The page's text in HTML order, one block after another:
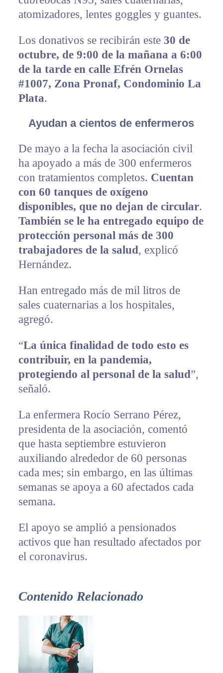
atomizadores, lentes goggles y guantes.
Los donativos se recibirán este 30 de
octubre, de 9:00 de la mañana a 6:00
de la tarde en calle Efrén Ornelas
#1007, Zona Pronaf, Condominio La
Plata.
Ayudan a cientos de enfermeros
De mayo a la fecha la asociación civil
ha apoyado a más de 300 enfermeros
con tratamientos completos. Cuentan
con 60 tanques de oxígeno
disponibles, que no dejan de circular.
También se le ha entregado equipo de
protección personal más de 300
trabajadores de la salud, explicó
Hernández.
Han entregado más de mil litros de
sales cuaternarias a los hospitales,
agregó.
“La única finalidad de todo esto es
contribuir, en la pandemia,
protegiendo al personal de la salud”,
señaló.
La enfermera Rocío Serrano Pérez,
presidenta de la asociación, comentó
que hasta septiembre estuvieron
auxiliando alrededor de 60 personas
cada mes; sin embargo, en las últimas
semanas se apoya a 60 afectados cada
semana.
El apoyo se amplió a pensionados
activos que han resultado afectados por
el coronavirus.
Contenido Relacionado